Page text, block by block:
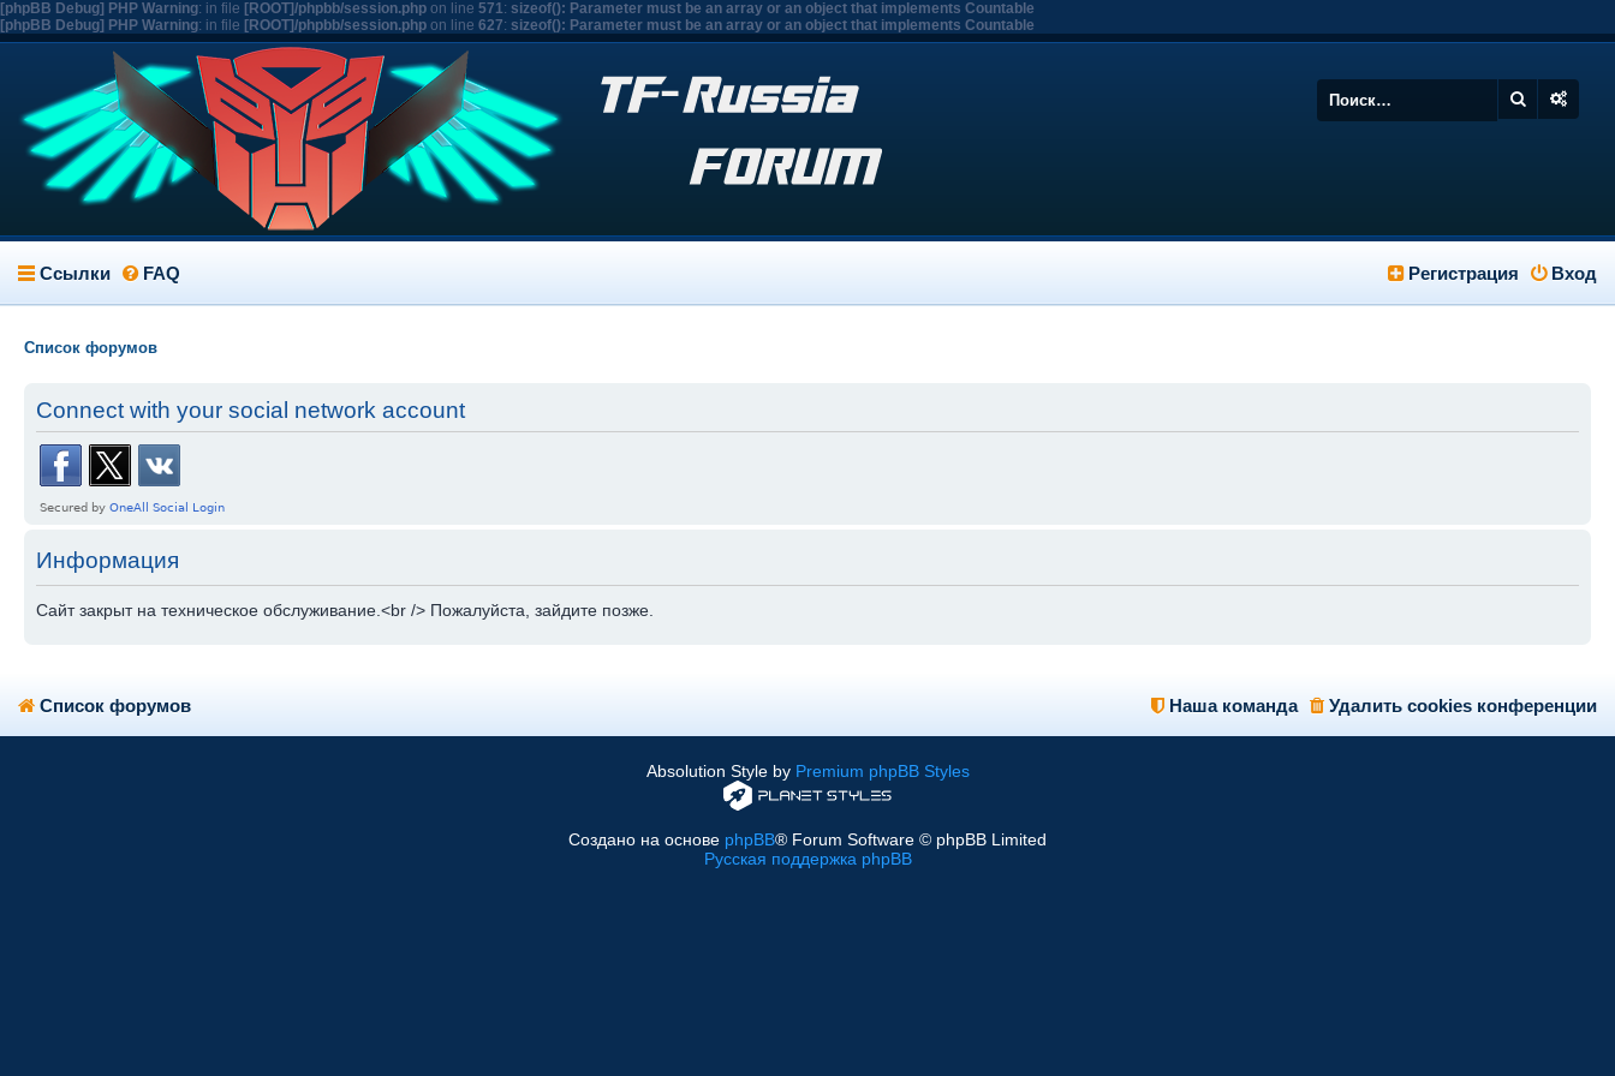
[phpBB Debug] PHP Warning: in file [ROOT]/phpbb/session.php on line 571: sizeof(): Parameter must be an array or an object that implements Countable
[phpBB Debug] PHP Warning: in file [ROOT]/phpbb/session.php on line 627: sizeof(): Parameter must be an array or an object that implements Countable
Ссылки FAQ Вход
Регистрация
Список форумов
Connect with your social network account
Информация
Сайт закрыт на техническое обслуживание.<br /> Пожалуйста, зайдите позже.
Список форумов Удалить cookies конференции
Наша команда
Absolution Style by Premium phpBB Styles
Создано на основе phpBB® Forum Software © phpBB Limited
Русская поддержка phpBB